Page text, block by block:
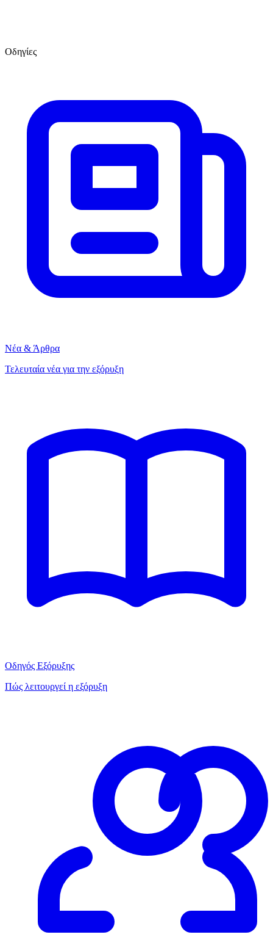
Οδηγίες
Νέα & Άρθρα
Τελευταία νέα για την εξόρυξη
Οδηγός Εξόρυξης
Πώς λειτουργεί η εξόρυξη